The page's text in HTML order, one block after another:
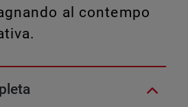
al contempo